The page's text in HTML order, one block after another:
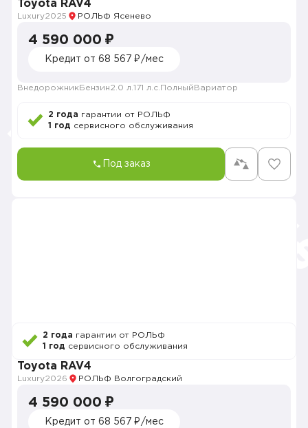
Toyota RAV4
Luxury2025 РОЛЬФ Ясенево
4 590 000 ₽
Кредит от 68 567 ₽/мес
Внедорожник Бензин2.0 л. 171 л.с. Полный Вариатор
2 года гарантии от РОЛЬФ
1 год сервисного обслуживания
Под заказ
2 года гарантии от РОЛЬФ
1 год сервисного обслуживания
Toyota RAV4
Luxury2026 РОЛЬФ Волгоградский
4 590 000 ₽
Кредит от 68 567 ₽/мес